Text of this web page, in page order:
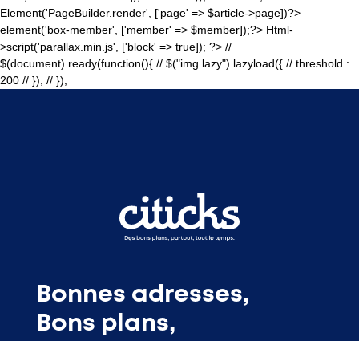
Element('PageBuilder.render', ['page' => $article->page])?>
element('box-member', ['member' => $member]);?> Html-
>script('parallax.min.js', ['block' => true]); ?> //
$(document).ready(function(){ // $("img.lazy").lazyload({ // threshold :
200 // }); // });
Bonnes adresses,
Bons plans,